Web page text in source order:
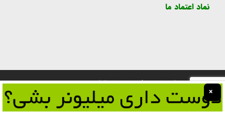
نماد اعتماد ما
تمامی حقوق برای سایت پول یابی محفوظ است.
×